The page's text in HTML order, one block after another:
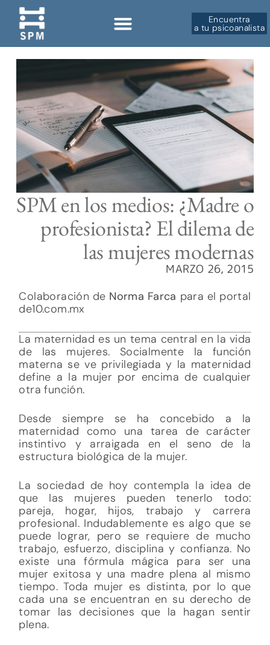
Encuentra
a tu psicoanalista
SPM en los medios: ¿Madre o
profesionista? El dilema de
las mujeres modernas
MARZO 26, 2015
Colaboración de Norma Farca para el portal
de10.com.mx
La maternidad es un tema central en la vida
de las mujeres. Socialmente la función
materna se ve privilegiada y la maternidad
define a la mujer por encima de cualquier
otra función.
Desde siempre se ha concebido a la
maternidad como una tarea de carácter
instintivo y arraigada en el seno de la
estructura biológica de la mujer.
La sociedad de hoy contempla la idea de
que las mujeres pueden tenerlo todo:
pareja, hogar, hijos, trabajo y carrera
profesional. Indudablemente es algo que se
puede lograr, pero se requiere de mucho
trabajo, esfuerzo, disciplina y confianza. No
existe una fórmula mágica para ser una
mujer exitosa y una madre plena al mismo
tiempo. Toda mujer es distinta, por lo que
cada una se encuentran en su derecho de
tomar las decisiones que la hagan sentir
plena.